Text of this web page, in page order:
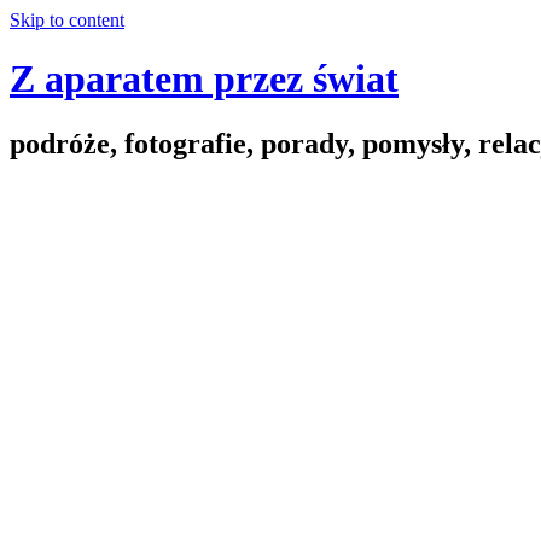
Skip to content
Z aparatem przez świat
podróże, fotografie, porady, pomysły,